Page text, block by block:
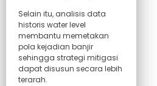
Selain itu, analisis data
historis water level
membantu memetakan
pola kejadian banjir
sehingga strategi mitigasi
dapat disusun secara lebih
terarah.